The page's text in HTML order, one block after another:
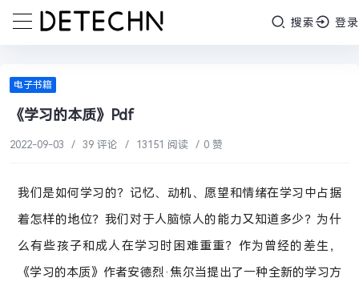
搜索 登录
电子书籍
《学习的本质》Pdf
2022-09-03 / 39 评论 / 13151 阅读 / 0 赞
我们是如何学习的？记忆、动机、愿望和情绪在学习中占据
着怎样的地位？我们对于人脑惊人的能力又知道多少？为什
么有些孩子和成人在学习时困难重重？作为曾经的差生，
《学习的本质》作者安德烈·焦尔当提出了一种全新的学习方